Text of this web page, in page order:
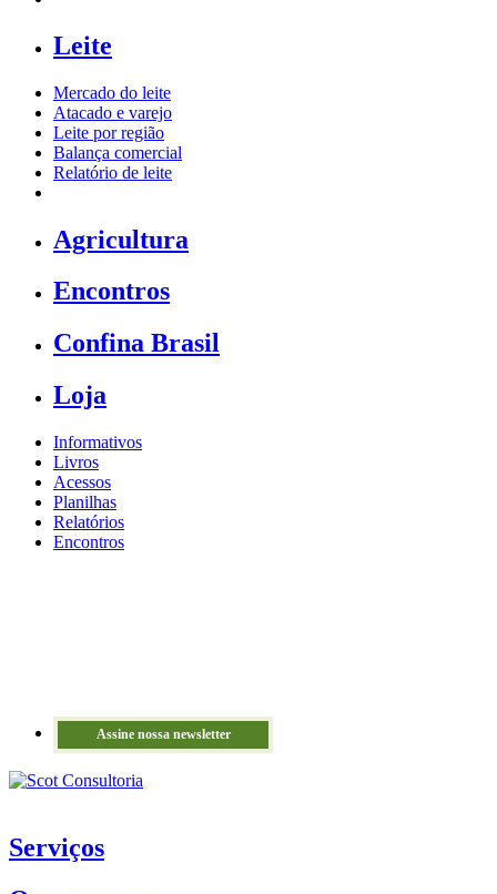
Leite
Mercado do leite
Atacado e varejo
Leite por região
Balança comercial
Relatório de leite
Agricultura
Encontros
Confina Brasil
Loja
Informativos
Livros
Acessos
Planilhas
Relatórios
Encontros
Assine nossa newsletter
Serviços